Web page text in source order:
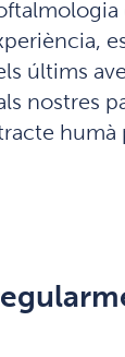
últims
nostres
humà